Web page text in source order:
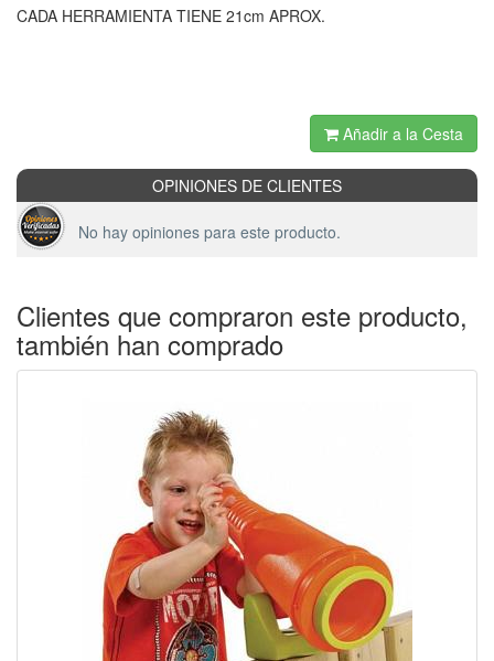
CADA HERRAMIENTA TIENE 21cm APROX.
Añadir a la Cesta
OPINIONES DE CLIENTES
No hay opiniones para este producto.
Clientes que compraron este producto,
también han comprado